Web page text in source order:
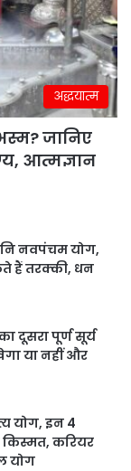
अद्धयात्म
जानिए
आत्मज्ञान
नवपंचम योग,
हैं तरक्की, धन
दूसरा पूर्ण सूर्य
या नहीं और
योग, इन 4
करियर
योग